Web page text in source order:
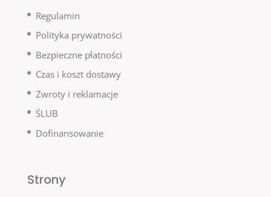
Regulamin
Polityka prywatności
Bezpieczne płatności
Czas i koszt dostawy
Zwroty i reklamacje
ŚLUB
Dofinansowanie
Strony